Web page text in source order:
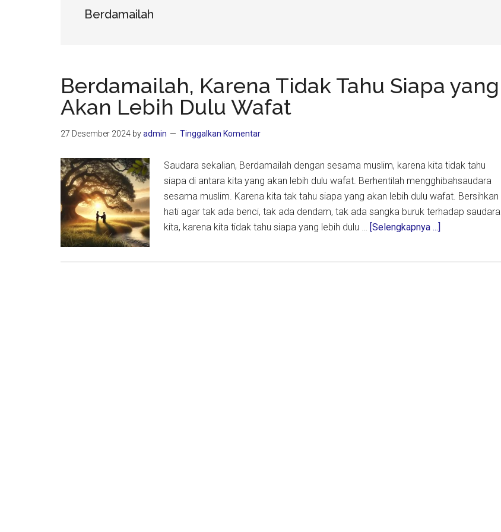
Berdamailah
Berdamailah, Karena Tidak Tahu Siapa yang
Akan Lebih Dulu Wafat
27 Desember 2024 byadmin Tinggalkan Komentar
Saudara sekalian, Berdamailah dengan sesama muslim, karena kita tidak tahu
siapa di antara kita yang akan lebih dulu wafat. Berhentilah mengghibahsaudara
sesama muslim. Karena kita tak tahu siapa yang akan lebih dulu wafat. Bersihkan
hati agar tak ada benci, tak ada dendam, tak ada sangka buruk terhadap saudara
kita, karena kita tidak tahu siapa yang lebih dulu … [Selengkapnya ...]